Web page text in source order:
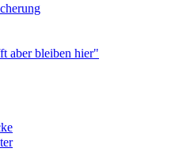
aber bleiben hier"